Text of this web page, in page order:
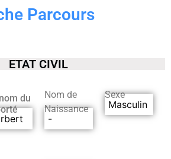
Parcours
ETAT CIVIL
du
Nom de
Naissance
-
Sexe
Masculin